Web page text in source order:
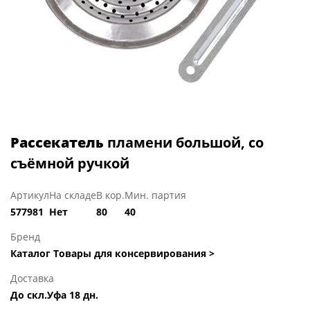
Рассекатель пламени большой, со
съёмной ручкой
Артикул
577981
На складе
Нет
В кор.
80
Мин. партия
40
Бренд
Каталог Товары для консервирования >
Доставка
До скл.Уфа 18 дн.